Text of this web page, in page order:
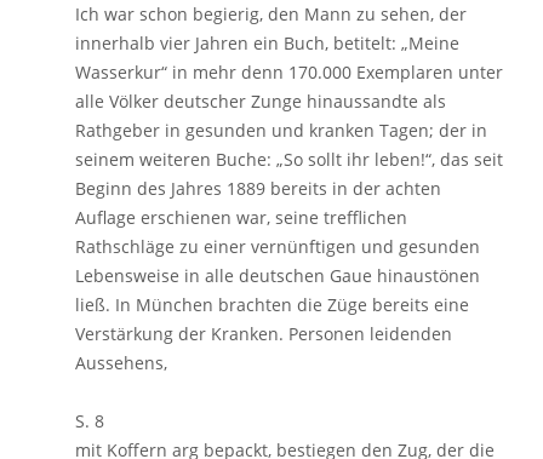
Ich war schon begierig, den Mann zu sehen, der
innerhalb vier Jahren ein Buch, betitelt: „Meine
Wasserkur“ in mehr denn 170.000 Exemplaren unter
alle Völker deutscher Zunge hinaussandte als
Rathgeber in gesunden und kranken Tagen; der in
seinem weiteren Buche: „So sollt ihr leben!“, das seit
Beginn des Jahres 1889 bereits in der achten
Auflage erschienen war, seine trefflichen
Rathschläge zu einer vernünftigen und gesunden
Lebensweise in alle deutschen Gaue hinaustönen
ließ. In München brachten die Züge bereits eine
Verstärkung der Kranken. Personen leidenden
Aussehens,
S. 8
mit Koffern arg bepackt, bestiegen den Zug, der die